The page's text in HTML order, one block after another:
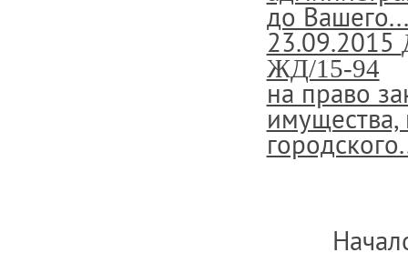
до Вашего...
23.09.2015
ЖД/15-94
на право
имущества,